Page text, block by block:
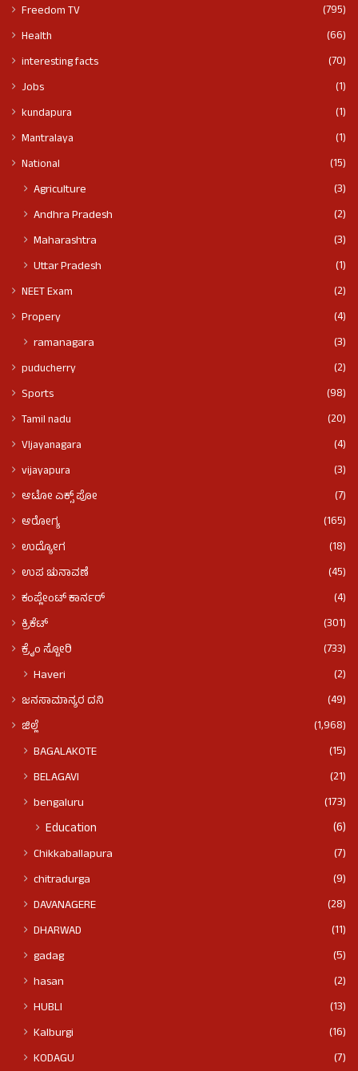
Freedom TV
(795)
Health
(66)
interesting facts
(70)
Jobs
(1)
kundapura
(1)
Mantralaya
(1)
National
(15)
Agriculture
(3)
Andhra Pradesh
(2)
Maharashtra
(3)
Uttar Pradesh
(1)
NEET Exam
(2)
Propery
(4)
ramanagara (3)
puducherry
(2)
Sports
(98)
Tamil nadu
(20)
VIjayanagara
(4)
vijayapura
(3)
ಆಟೋ ಎಕ್ಸ್ ಪೋ
(7)
ಆರೋಗ್ಯ
(165)
ಉದ್ಯೋಗ
(18)
ಉಪ ಚುನಾವಣೆ
(45)
ಕಂಪ್ಲೇಂಟ್ ಕಾರ್ನರ್
(4)
ಕ್ರಿಕೆಟ್
(301)
ಕ್ರೈಂ ಸ್ಟೋರಿ
(733)
Haveri (2)
ಜನಸಾಮಾನ್ಯರ ದನಿ
(49)
ಜಿಲ್ಲೆ
(1,968)
BAGALAKOTE
(15)
BELAGAVI
(21)
bengaluru
(173)
Education (6)
Chikkaballapura
(7)
chitradurga
(9)
DAVANAGERE
(28)
DHARWAD
(11)
gadag
(5)
hasan
(2)
HUBLI
(13)
Kalburgi
(16)
KODAGU
(7)